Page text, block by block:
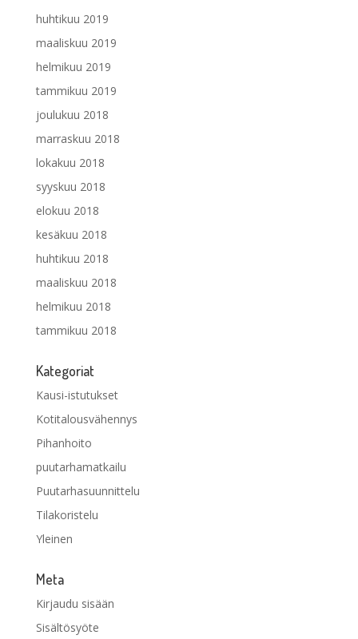
huhtikuu 2019
maaliskuu 2019
helmikuu 2019
tammikuu 2019
joulukuu 2018
marraskuu 2018
lokakuu 2018
syyskuu 2018
elokuu 2018
kesäkuu 2018
huhtikuu 2018
maaliskuu 2018
helmikuu 2018
tammikuu 2018
Kategoriat
Kausi-istutukset
Kotitalousvähennys
Pihanhoito
puutarhamatkailu
Puutarhasuunnittelu
Tilakoristelu
Yleinen
Meta
Kirjaudu sisään
Sisältösyöte